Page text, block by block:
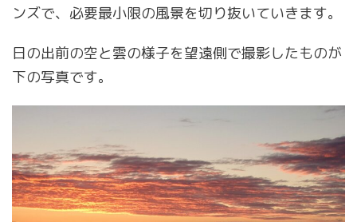
ンズで、必要最小限の風景を切り抜いていきます。
日の出前の空と雲の様子を望遠側で撮影したものが
下の写真です。